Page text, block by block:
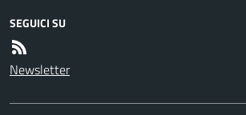
SEGUICI SU
Newsletter